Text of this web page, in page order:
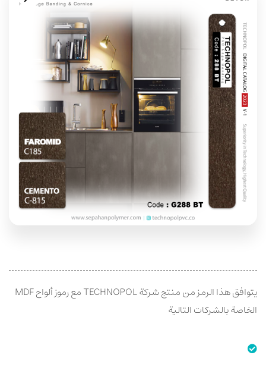
يتوافق هذا الرمز من منتج شركة TECHNOPOL مع رموز ألواح MDF
الخاصة بالشركات التالية